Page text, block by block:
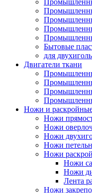
Бытовые
для
Двигатели ткани
Ножи и
Ножи
Ножи
Ножи
Ножи
Ножи
Ножи
Ножи
Лента
Ножи